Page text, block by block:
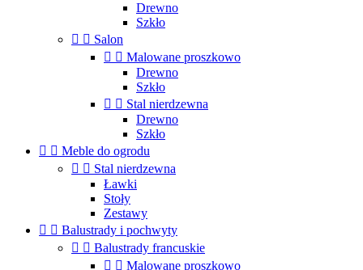
Drewno
Szkło
  Salon
  Malowane proszkowo
Drewno
Szkło
  Stal nierdzewna
Drewno
Szkło
  Meble do ogrodu
  Stal nierdzewna
Ławki
Stoły
Zestawy
  Balustrady i pochwyty
  Balustrady francuskie
  Malowane proszkowo